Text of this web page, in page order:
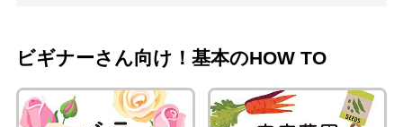
ビギナーさん向け！基本のHOW TO